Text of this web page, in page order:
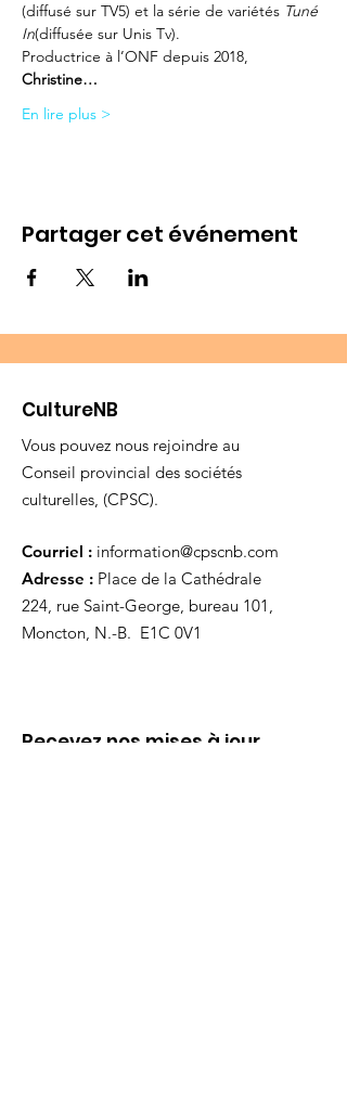
(diffusé sur TV5) et la série de variétés Tuné
In(diffusée sur Unis Tv).
Productrice à l’ONF depuis 2018,
Christine…
En lire plus >
Partager cet événement
CultureNB
Vous pouvez nous rejoindre au
Conseil provincial des sociétés
culturelles, (CPSC).
Courriel : information@cpscnb.com
Adresse : Place de la Cathédrale
224, rue Saint-George, bureau 101,
Moncton, N.-B. E1C 0V1
Recevez nos mises à jour